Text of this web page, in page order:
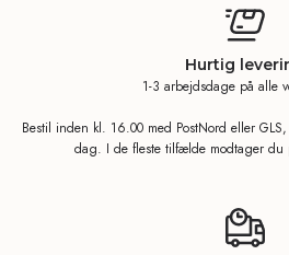
Hurtig
1-3 arbejdsdage på alle
Bestil inden kl. 16.00 med PostNord eller
dag. I de fleste tilfælde modtager du